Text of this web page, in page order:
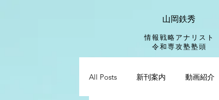
山岡鉄秀
情報戦略アナリスト
​令和専攻塾塾頭
All Posts 新刊案内 動画紹介